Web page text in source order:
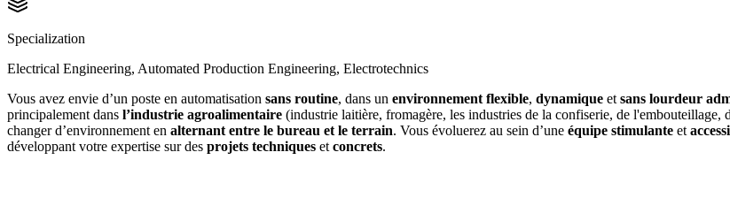
Specialization
Electrical Engineering, Automated Production Engineering, Electrotechnics
Vous avez envie d’un poste en automatisation sans routine, dans un environnement flexible, dynamique etsans lourdeur
principalement dans l’industrie agroalimentaire (industrie laitière, fromagère, les industries de la confiserie, de l'embouteillage,
changer d’environnement en alternant entre le bureau et le terrain. Vous évoluerez au sein d’une équipe stimulante et
développant votre expertise sur des projets techniques etconcrets.